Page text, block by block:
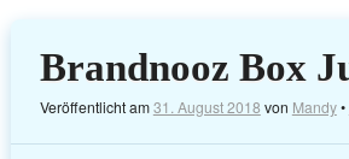
Brandnooz Box
Veröffentlicht am31. August 2018 von Mandy•